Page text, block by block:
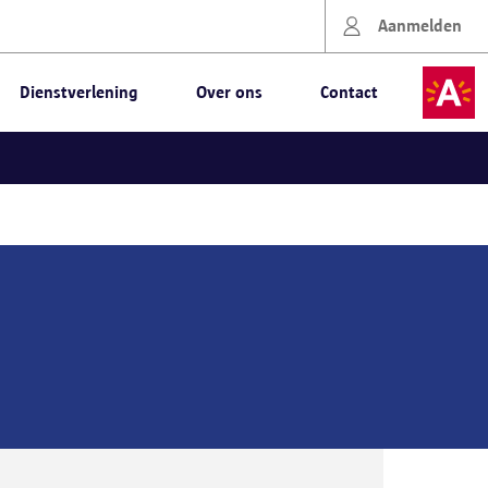
Aanmelden
Dienstverlening Over ons Contact